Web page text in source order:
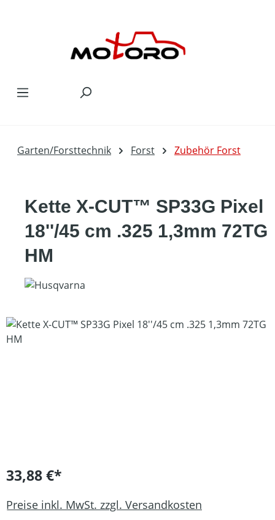
Garten/Forsttechnik Forst Zubehör Forst
Kette X-CUT™ SP33G Pixel
18''/45 cm .325 1,3mm 72TG
HM
Bildergalerie überspringen
33,88 €*
Preise inkl. MwSt. zzgl. Versandkosten